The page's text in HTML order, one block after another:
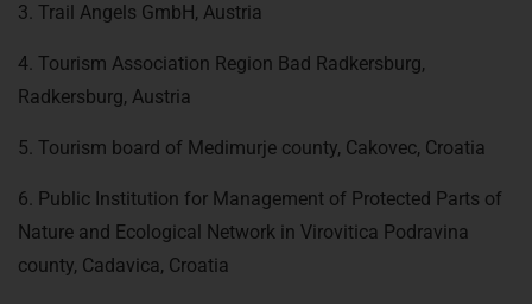
3. Trail Angels GmbH, Austria
4. Tourism Association Region Bad Radkersburg,
Radkersburg, Austria
5. Tourism board of Medimurje county, Cakovec, Croatia
6. Public Institution for Management of Protected Parts of
Nature and Ecological Network in Virovitica Podravina
county, Cadavica, Croatia